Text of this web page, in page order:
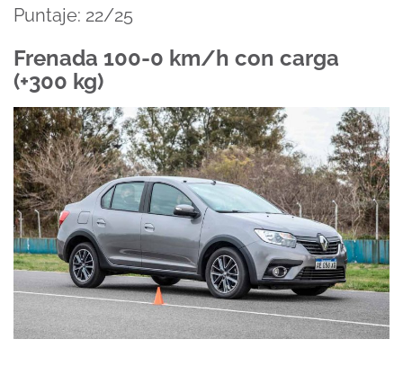
Puntaje: 22/25
Frenada 100-0 km/h con carga
(+300 kg)